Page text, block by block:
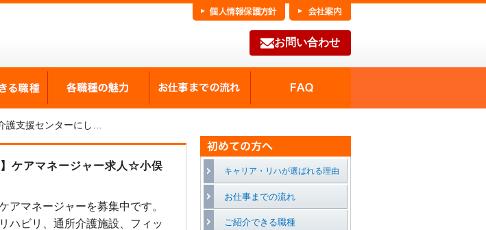
お問い合わせ
ご紹介できる職種 各職種の魅力 お仕事までの流れ
ケアマネージャー求人☆小俣
アマネージャーを募集中です。
ハビリ、通所介護施設、フィッ
キャリア・リハが選ばれる理由
お仕事までの流れ
ご紹介できる職種